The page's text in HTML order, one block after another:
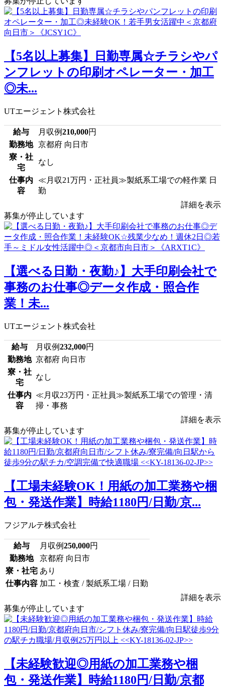
【5名以上募集】日勤専属☆チラシやパ
ンフレットの印刷オペレーター・加工
◎未...
UTエージェント株式会社
給与 月収例210,000円
勤務地
京都府 向日市
寮・社
宅
なし
仕事内
容
≪月収21万円・正社員≫製紙系工場での軽作業 日
勤
詳細を表示
募集が停止しています
【選べる日勤・夜勤♪】大手印刷会社で
事務のお仕事◎データ作成・照合作
業！未...
UTエージェント株式会社
給与 月収例232,000円
勤務地 京都府 向日市
寮・社
宅
なし
仕事内
容
≪月収23万円・正社員≫製紙系工場での管理・清
掃・事務
詳細を表示
募集が停止しています
【工場未経験OK！用紙の加工業務や梱
包・発送作業】時給1180円/日勤/京...
フジアルテ株式会社
給与 月収例250,000円
勤務地
京都府 向日市
寮・社宅 あり
仕事内容 加工・検査 / 製紙系工場 / 日勤
詳細を表示
募集が停止しています
【未経験歓迎◎用紙の加工業務や梱
包・発送作業】時給1180円/日勤/京都